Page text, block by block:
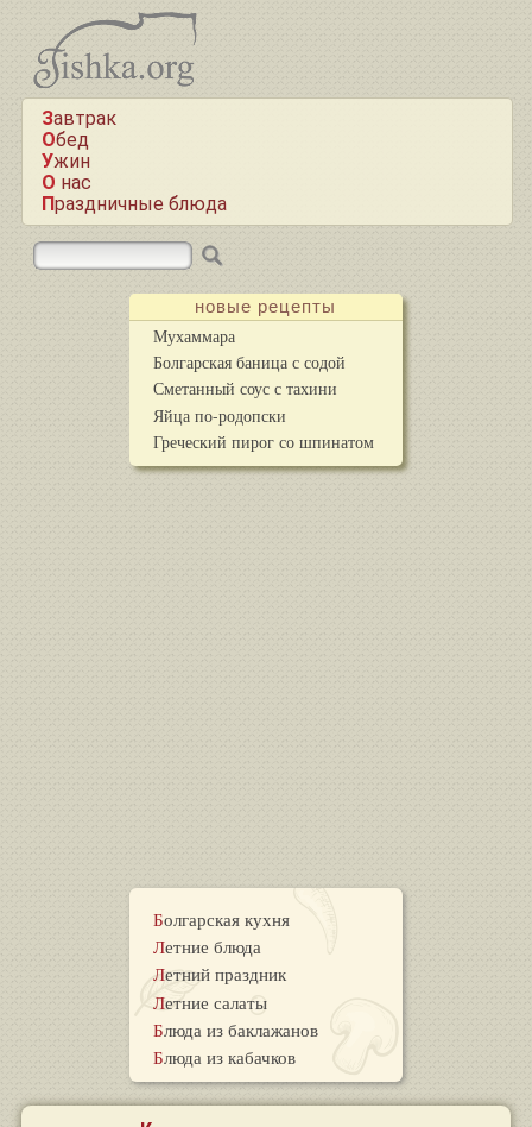
Завтрак
Обед
Ужин
О нас
Праздничные блюда
новые рецепты
Мухаммара
Болгарская баница с содой
Сметанный соус с тахини
Яйца по-родопски
Греческий пирог со шпинатом
Болгарская кухня
Летние блюда
Летний праздник
Летние салаты
Блюда из баклажанов
Блюда из кабачков